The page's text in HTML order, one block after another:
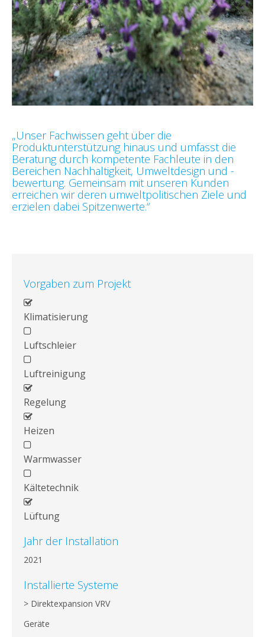
„Unser Fachwissen geht über die
Produktunterstützung hinaus und umfasst die
Beratung durch kompetente Fachleute in den
Bereichen Nachhaltigkeit, Umweltdesign und -
bewertung. Gemeinsam mit unseren Kunden
erreichen wir deren umweltpolitischen Ziele und
erzielen dabei Spitzenwerte.“
Vorgaben zum Projekt
Klimatisierung
Luftschleier
Luftreinigung
Regelung
Heizen
Warmwasser
Kältetechnik
Lüftung
Jahr der Installation
2021
Installierte Systeme
> Direktexpansion VRV
Geräte